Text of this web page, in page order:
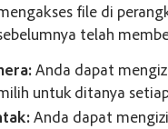
file di
telah
Anda dapat
untuk ditanya
Anda dapat